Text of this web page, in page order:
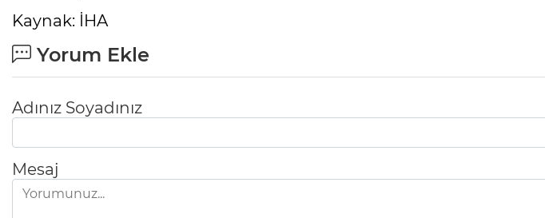
Kaynak: İHA
Yorum Ekle
Adınız Soyadınız
Mesaj